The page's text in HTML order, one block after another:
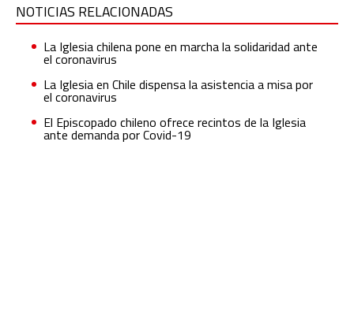
NOTICIAS RELACIONADAS
La Iglesia chilena pone en marcha la solidaridad ante
el coronavirus
La Iglesia en Chile dispensa la asistencia a misa por
el coronavirus
El Episcopado chileno ofrece recintos de la Iglesia
ante demanda por Covid-19